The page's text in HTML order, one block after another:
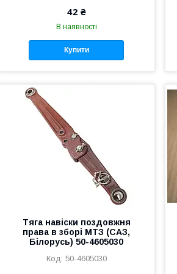
42 ₴
В наявності
Купити
Тяга навіски поздовжня
права в зборі МТЗ (САЗ,
Білорусь) 50-4605030
50-4605030